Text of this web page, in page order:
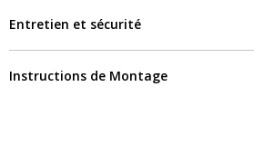
Entretien et sécurité
Instructions de Montage